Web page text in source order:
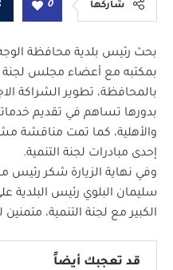
شاركها 0
بحث رئيس بلدية محافظة
بمكتبه مع أعضاء مجلس لجنة
بالمحافظة، تطوير الشراكة
بدورها تساهم في تقديم
والأهلية، كما تمت مناقشة
إحدى مبادرات لجنة التنمية.
وفي نهاية الزيارة شكر رئيس
سليمان البلوي رئيس البلدية
الكبير مع لجنة التنمية،
قد تعجبك أيضاً